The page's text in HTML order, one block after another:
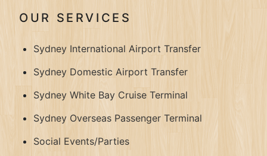
OUR SERVICES
Sydney International Airport Transfer
Sydney Domestic Airport Transfer
Sydney White Bay Cruise Terminal
Sydney Overseas Passenger Terminal
Social Events/Parties